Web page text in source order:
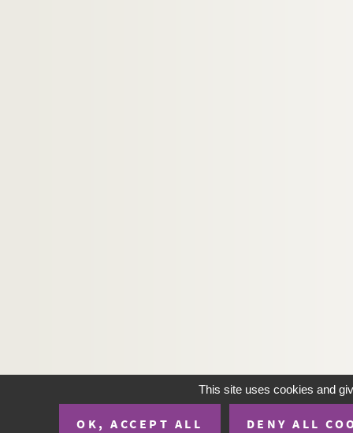
This site uses cookies and
OK, ACCEPT ALL DENY ALL